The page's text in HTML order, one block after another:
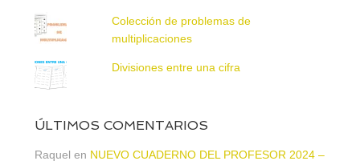
Colección de problemas de
multiplicaciones
Divisiones entre una cifra
ÚLTIMOS COMENTARIOS
Raquel en NUEVO CUADERNO DEL PROFESOR 2024 –